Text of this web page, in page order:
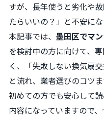
すが、長年使うと劣化や
たらいいの？」と不安にな
本記事では、 墨田区でマ
を検討中の方に向けて、
く、「失敗しない換気扇
と流れ、業者選びのコツ
初めての方でも安心して
内容になっていますので